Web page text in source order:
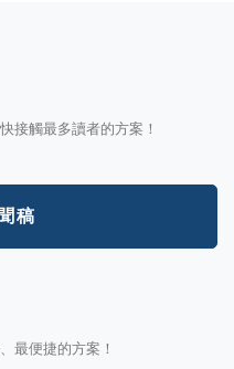
接觸最多讀者的方案！
稿
最便捷的方案！